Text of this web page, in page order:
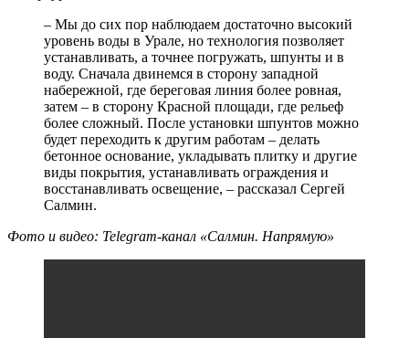
– Мы до сих пор наблюдаем достаточно высокий
уровень воды в Урале, но технология позволяет
устанавливать, а точнее погружать, шпунты и в
воду. Сначала двинемся в сторону западной
набережной, где береговая линия более ровная,
затем – в сторону Красной площади, где рельеф
более сложный. После установки шпунтов можно
будет переходить к другим работам – делать
бетонное основание, укладывать плитку и другие
виды покрытия, устанавливать ограждения и
восстанавливать освещение, – рассказал Сергей
Салмин.
Фото и видео: Telegram-канал «Салмин. Напрямую»